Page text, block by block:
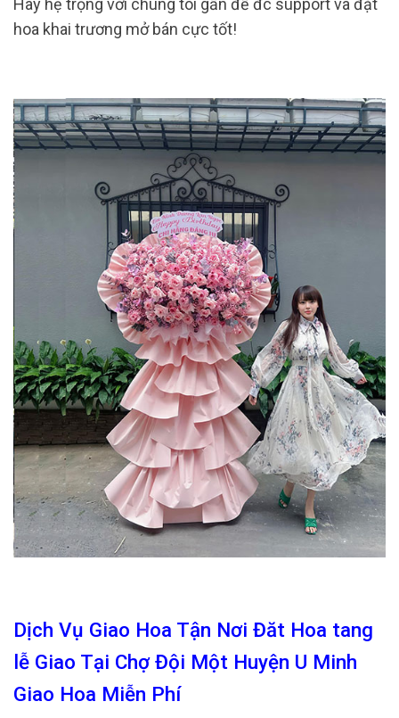
hoa khai trương mở bán cực tốt!
Dịch Vụ Giao Hoa Tận Nơi Đăt Hoa tang
lễ Giao Tại Chợ Đội Một Huyện U Minh
Giao Hoa Miễn Phí